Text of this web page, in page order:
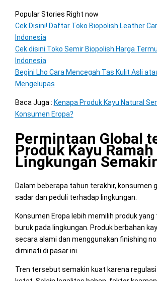
Popular Stories Right now
Cek Disini! Daftar Toko Biopolish Leather
Indonesia
Cek disini Toko Semir Biopolish Harga
Indonesia
Begini Lho Cara Mencegah Tas Kulit Asli
Mengelupas
Baca Juga : Kenapa Produk Kayu Natural
Konsumen Eropa?
Permintaan Global
Produk Kayu Ramah
Lingkungan
Dalam beberapa tahun terakhir, konsumen
sadar dan peduli terhadap lingkungan.
Konsumen Eropa lebih memilih produk
buruk pada lingkungan. Produk berbahan
secara alami dan menggunakan finishing
diminati di pasar ini.
Tren tersebut semakin kuat karena